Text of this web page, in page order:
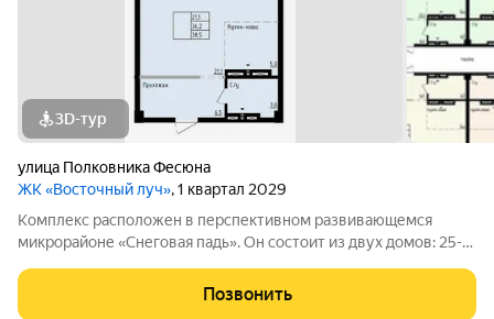
3D-тур
улица Полковника Фесюна
ЖК «Восточный луч», 1 квартал 2029
Комплекс расположен в перспективном развивающемся
микрорайоне «Снеговая падь». Он состоит из двух домов: 25-
соответствует высоким стандартам качества жизни,
комфортного времяпрепровождения. Так же в
Позвонить